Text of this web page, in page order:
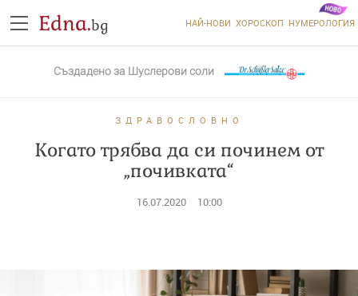
Edna.bg НАЙ-НОВИ ХОРОСКОП НУМЕРОЛОГИЯ
Създадено за Шуслерови соли
ЗДРАВОСЛОВНО
Когато трябва да си починем от
„почивката“
16.07.2020 10:00